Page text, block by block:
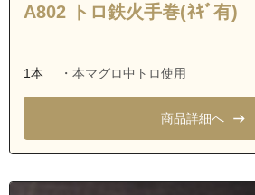
A802 トロ鉄火手巻(ﾈｷﾞ有)
1本 ・本マグロ中トロ使用
商品詳細へ